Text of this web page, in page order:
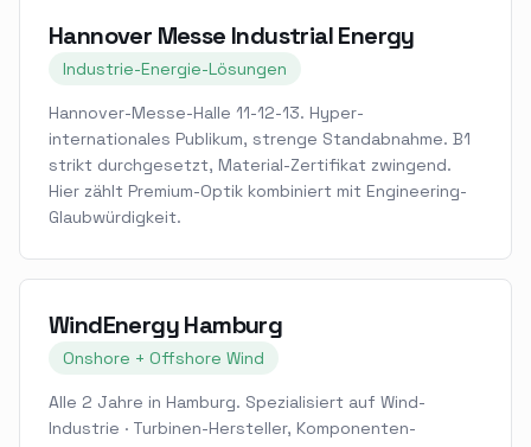
Hannover Messe Industrial Energy
Industrie-Energie-Lösungen
Hannover-Messe-Halle 11-12-13. Hyper-
internationales Publikum, strenge Standabnahme. B1
strikt durchgesetzt, Material-Zertifikat zwingend.
Hier zählt Premium-Optik kombiniert mit Engineering-
Glaubwürdigkeit.
WindEnergy Hamburg
Onshore + Offshore Wind
Alle 2 Jahre in Hamburg. Spezialisiert auf Wind-
Industrie · Turbinen-Hersteller, Komponenten-